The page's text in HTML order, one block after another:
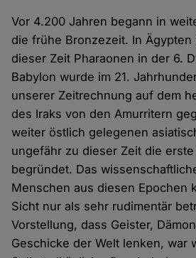
Vor 4.200 Jahren begann in
die frühe Bronzezeit. In
dieser Zeit Pharaonen in der 6.
Babylon wurde im 21.
unserer Zeitrechnung auf dem
des Iraks von den Amurritern
weiter östlich gelegenen
ungefähr zu dieser Zeit die
begründet. Das
Menschen aus diesen Epochen
Sicht nur als sehr rudimentär
Vorstellung, dass Geister,
Geschicke der Welt lenken, war